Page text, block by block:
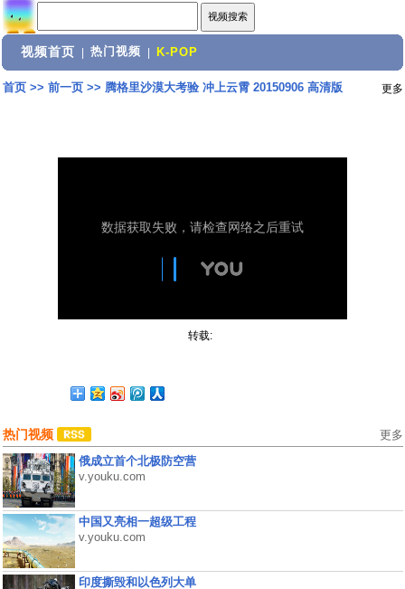
视频首页 热门视频 K-POP
首页>> 前一页>> 腾格里沙漠大考验 冲上云霄 20150906 高清版 更多
转载:
热门视频 更多
俄成立首个北极防空营
v.youku.com
中国又亮相一超级工程
v.youku.com
印度撕毁和以色列大单